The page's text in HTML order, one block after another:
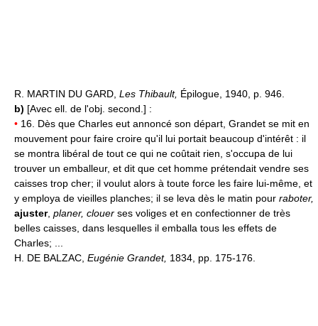
R. MARTIN DU GARD, Les Thibault, Épilogue, 1940, p. 946.
b) [Avec ell. de l'obj. second.] :
• 16. Dès que Charles eut annoncé son départ, Grandet se mit en
mouvement pour faire croire qu'il lui portait beaucoup d'intérêt : il
se montra libéral de tout ce qui ne coûtait rien, s'occupa de lui
trouver un emballeur, et dit que cet homme prétendait vendre ses
caisses trop cher; il voulut alors à toute force les faire lui-même, et
y employa de vieilles planches; il se leva dès le matin pour raboter,
ajuster, planer, clouer ses voliges et en confectionner de très
belles caisses, dans lesquelles il emballa tous les effets de
Charles; ...
H. DE BALZAC, Eugénie Grandet, 1834, pp. 175-176.